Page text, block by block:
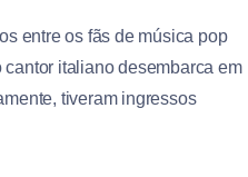
entre os fãs de música pop
italiano desembarca em
tiveram ingressos